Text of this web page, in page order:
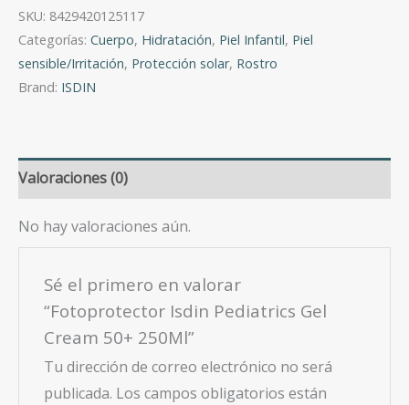
SKU: 8429420125117
Categorías: Cuerpo, Hidratación, Piel Infantil, Piel
sensible/Irritación, Protección solar, Rostro
Brand: ISDIN
Valoraciones (0)
No hay valoraciones aún.
Sé el primero en valorar
“Fotoprotector Isdin Pediatrics Gel
Cream 50+ 250Ml”
Tu dirección de correo electrónico no será
publicada. Los campos obligatorios están